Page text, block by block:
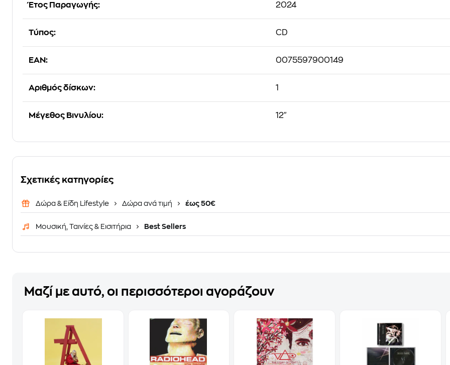
Έτος Παραγωγής: 2024
Τύπος: CD
EAN: 0075597900149
Αριθμός δίσκων: 1
Μέγεθος Βινυλίου: 12"
Σχετικές κατηγορίες
Δώρα & Είδη Lifestyle Δώρα ανά τιμή έως 50€
Μουσική, Ταινίες & Εισιτήρια Best Sellers
Μαζί με αυτό, οι περισσότεροι αγοράζουν